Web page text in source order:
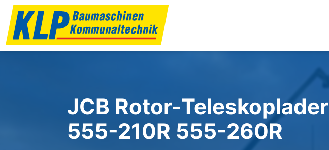
JCB Rotor-Teleskoplader
555-210R 555-260R